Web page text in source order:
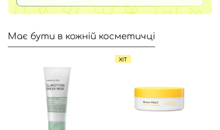
Має бути в кожній косметичці
ХІТ